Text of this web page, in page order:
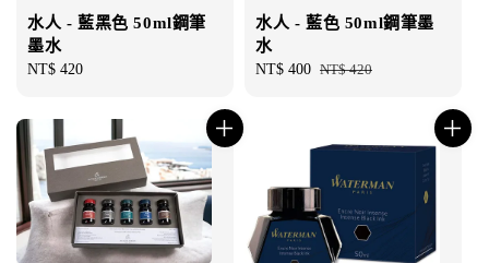
水人 - 藍黑色 50ml鋼筆
墨水
Regular
NT$ 420
水人 - 藍色 50ml鋼筆墨
水
Sale
NT$ 400 Regular
NT$ 420